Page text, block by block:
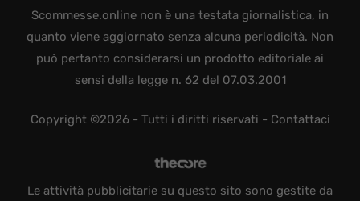
Scommesse.online non è una testata giornalistica, in
quanto viene aggiornato senza alcuna periodicità. Non
può pertanto considerarsi un prodotto editoriale ai
sensi della legge n. 62 del 07.03.2001
Copyright ©2026 - Tutti i diritti riservati - Contattaci
Le attività pubblicitarie su questo sito sono gestite da